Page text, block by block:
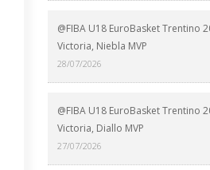
@FIBA U18 EuroBasket Trentino
Victoria, Niebla MVP
28/07/2026
@FIBA U18 EuroBasket Trentino
Victoria, Diallo MVP
27/07/2026